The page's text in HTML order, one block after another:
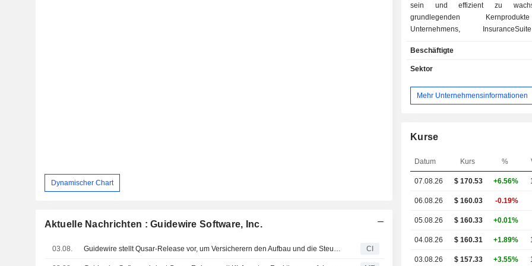
Dynamischer Chart
Aktuelle Nachrichten : Guidewire Software, Inc.
03.08. Guidewire stellt Qusar-Release vor, um Versicherern den Aufbau und die Steuerung von KI-Agenten zu ermöglichen CI
sein und effizient zu
grundlegenden
Unternehmens,
cloudbasierte Abonnementdienste
Diese Produkte
Versicherungsbetrieb umfassend
einschließlich
Kundenbindungslösungen, die
ermöglichen.
konfigurierbares und skalierbares
als Dienstleistung bereitgestellt
erster Linie aus fünf
PricingCenter und
können. InsuranceNow ist eine
Anwendung, die
Beschäftigte
Sektor
Mehr Unternehmensinformationen
Kurse
Datum Kurs %
07.08.26 $ 170.53 +6.56%
06.08.26 $ 160.03 -0.19%
05.08.26 $ 160.33 +0.01%
04.08.26 $ 160.31 +1.89%
03.08.26 $ 157.33 +3.55%